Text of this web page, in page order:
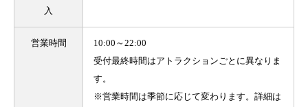
入
営業時間
10:00～22:00
受付最終時間はアトラクションごとに異なりま
す。
※営業時間は季節に応じて変わります。詳細は